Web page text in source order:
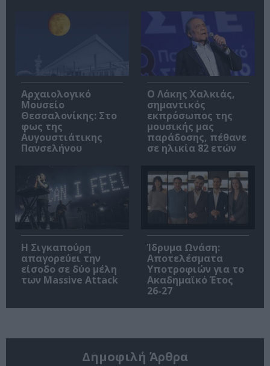
Αρχαιολογικό
Μουσείο
Θεσσαλονίκης: Στο
φως της
Αυγουστιάτικης
Πανσελήνου
Ο Λάκης Χαλκιάς,
σημαντικός
εκπρόσωπος της
μουσικής μας
παράδοσης, πέθανε
σε ηλικία 82 ετών
Η Σιγκαπούρη
απαγορεύει την
είσοδο σε δύο μέλη
των Massive Attack
Ίδρυμα Ωνάση:
Αποτελέσματα
Υποτροφιών για το
Ακαδημαϊκό Έτος
26-27
Δημοφιλή Άρθρα